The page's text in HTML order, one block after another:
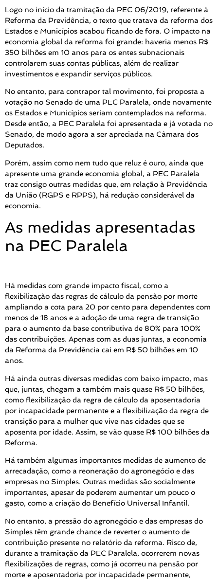
Logo no início da tramitação da PEC 06/2019, referente à
Reforma da Previdência, o texto que tratava da reforma dos
Estados e Municípios acabou ficando de fora. O impacto na
economia global da reforma foi grande: haveria menos R$
350 bilhões em 10 anos para os entes subnacionais
controlarem suas contas públicas, além de realizar
investimentos e expandir serviços públicos.
No entanto, para contrapor tal movimento, foi proposta a
votação no Senado de uma PEC Paralela, onde novamente
os Estados e Municípios seriam contemplados na reforma.
Desde então, a PEC Paralela foi apresentada e já votada no
Senado, de modo agora a ser apreciada na Câmara dos
Deputados.
Porém, assim como nem tudo que reluz é ouro, ainda que
apresente uma grande economia global, a PEC Paralela
traz consigo outras medidas que, em relação à Previdência
da União (RGPS e RPPS), há redução considerável da
economia.
As medidas apresentadas
na PEC Paralela
Há medidas com grande impacto fiscal, como a
flexibilização das regras de cálculo da pensão por morte
ampliando a cota para 20 por cento para dependentes com
menos de 18 anos e a adoção de uma regra de transição
para o aumento da base contributiva de 80% para 100%
das contribuições. Apenas com as duas juntas, a economia
da Reforma da Previdência cai em R$ 50 bilhões em 10
anos.
Há ainda outras diversas medidas com baixo impacto, mas
que, juntas, chegam a também mais quase R$ 50 bilhões,
como flexibilização da regra de cálculo da aposentadoria
por incapacidade permanente e a flexibilização da regra de
transição para a mulher que vive nas cidades que se
aposenta por idade. Assim, se vão quase R$ 100 bilhões da
Reforma.
Há também algumas importantes medidas de aumento de
arrecadação, como a reoneração do agronegócio e das
empresas no Simples. Outras medidas são socialmente
importantes, apesar de poderem aumentar um pouco o
gasto, como a criação do Benefício Universal Infantil.
No entanto, a pressão do agronegócio e das empresas do
Simples têm grande chance de reverter o aumento de
contribuição presente no relatório da reforma. Risco de,
durante a tramitação da PEC Paralela, ocorrerem novas
flexibilizações de regras, como já ocorreu na pensão por
morte e aposentadoria por incapacidade permanente,